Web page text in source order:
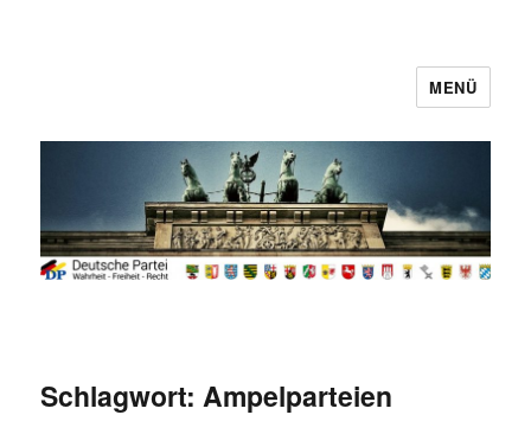
MENÜ
Schlagwort:Ampelparteien